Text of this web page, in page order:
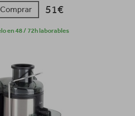
Comprar 51€
en 48 / 72h laborables